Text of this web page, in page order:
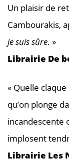
Un plaisir de
Cambourakis,
je suis sûre. »
Librairie De
« Quelle
qu’on plonge
incandescente
implosent
Librairie Les